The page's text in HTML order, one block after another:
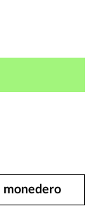
monedero